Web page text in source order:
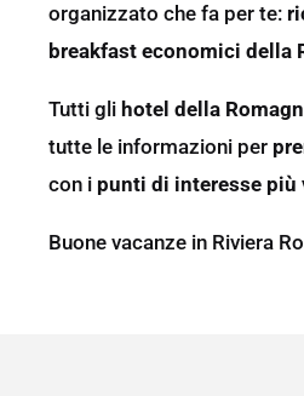
organizzato che fa per te:
breakfast economici della
Tutti gli hotel della
tutte le informazioni per
con i punti di interesse più
Buone vacanze in Riviera